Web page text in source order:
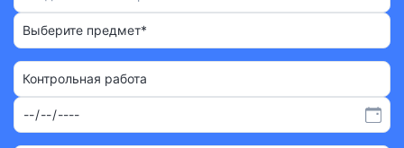
Выберите предмет*
Контрольная работа